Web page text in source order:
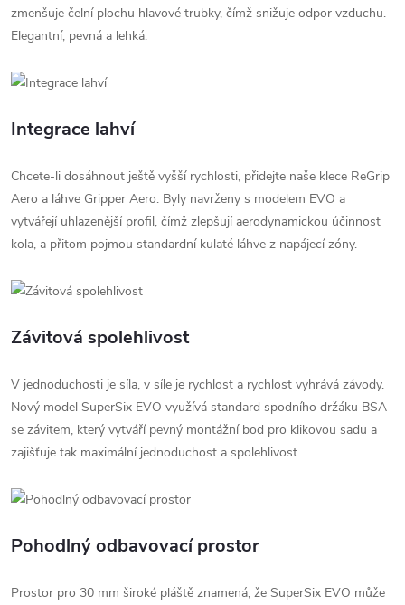
zmenšuje čelní plochu hlavové trubky, čímž snižuje odpor vzduchu.
Elegantní, pevná a lehká.
Integrace lahví
Chcete-li dosáhnout ještě vyšší rychlosti, přidejte naše klece ReGrip
Aero a láhve Gripper Aero. Byly navrženy s modelem EVO a
vytvářejí uhlazenější profil, čímž zlepšují aerodynamickou účinnost
kola, a přitom pojmou standardní kulaté láhve z napájecí zóny.
Závitová spolehlivost
V jednoduchosti je síla, v síle je rychlost a rychlost vyhrává závody.
Nový model SuperSix EVO využívá standard spodního držáku BSA
se závitem, který vytváří pevný montážní bod pro klikovou sadu a
zajišťuje tak maximální jednoduchost a spolehlivost.
Pohodlný odbavovací prostor
Prostor pro 30 mm široké pláště znamená, že SuperSix EVO může